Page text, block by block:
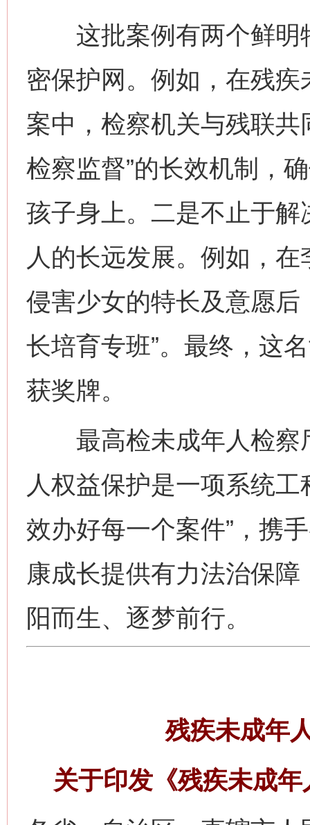
这批案例有两个鲜明
密保护网。例如，在残
案中，检察机关与残联共
检察监督”的长效机制，
孩子身上。二是不止于
人的长远发展。例如，
侵害少女的特长及意愿后
长培育专班”。最终，这
获奖牌。
最高检未成年人检察
人权益保护是一项系统
效办好每一个案件”，携
康成长提供有力法治保障
阳而生、逐梦前行。
残疾未成年
关于印发《残疾未成